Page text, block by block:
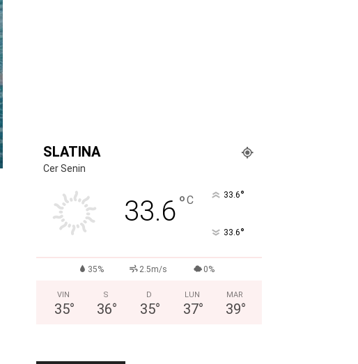
SLATINA
Cer Senin
33.6°C 33.6°
33.6°
35% 2.5m/s 0%
VIN
35°
S
36°
D
35°
LUN
37°
MAR
39°